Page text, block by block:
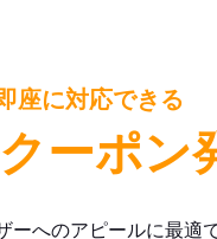
座に対応できる
ーポン
へのアピールに最適で